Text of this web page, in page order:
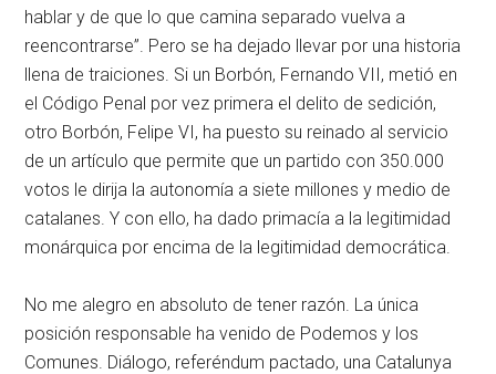
hablar y de que lo que camina separado vuelva a
reencontrarse”. Pero se ha dejado llevar por una historia
llena de traiciones. Si un Borbón, Fernando VII, metió en
el Código Penal por vez primera el delito de sedición,
otro Borbón, Felipe VI, ha puesto su reinado al servicio
de un artículo que permite que un partido con 350.000
votos le dirija la autonomía a siete millones y medio de
catalanes. Y con ello, ha dado primacía a la legitimidad
monárquica por encima de la legitimidad democrática.
No me alegro en absoluto de tener razón. La única
posición responsable ha venido de Podemos y los
Comunes. Diálogo, referéndum pactado, una Catalunya